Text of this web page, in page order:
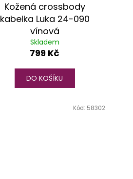
Kožená crossbody
kabelka Luka 24-090
vínová
Skladem
799 Kč
DO KOŠÍKU
Kód: 58302